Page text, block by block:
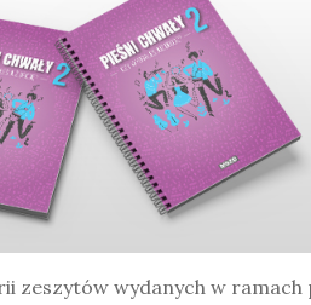
zeszytów wydanych w ramach